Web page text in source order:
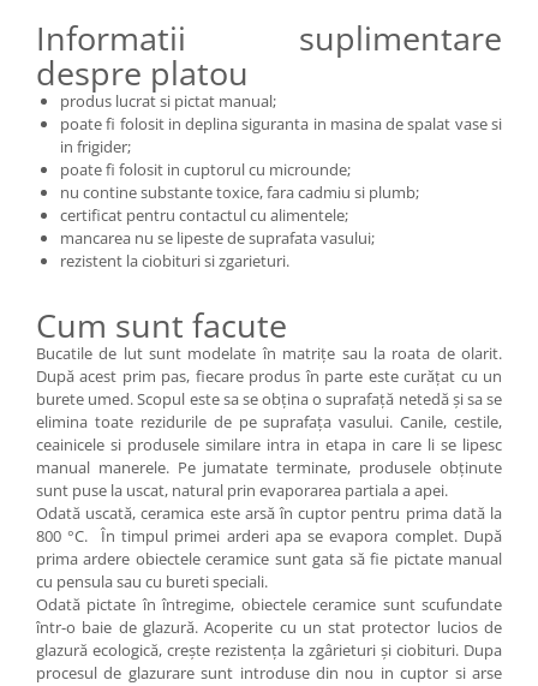
Informatii suplimentare
despre platou
produs lucrat si pictat manual;
poate fi folosit in deplina siguranta in masina de spalat vase si
in frigider;
poate fi folosit in cuptorul cu microunde;
nu contine substante toxice, fara cadmiu si plumb;
certificat pentru contactul cu alimentele;
mancarea nu se lipeste de suprafata vasului;
rezistent la ciobituri si zgarieturi.
Cum sunt facute
Bucatile de lut sunt modelate în matrițe sau la roata de olarit.
După acest prim pas, fiecare produs în parte este curățat cu un
burete umed. Scopul este sa se obțina o suprafață netedă și sa se
elimina toate rezidurile de pe suprafața vasului. Canile, cestile,
ceainicele si produsele similare intra in etapa in care li se lipesc
manual manerele. Pe jumatate terminate, produsele obținute
sunt puse la uscat, natural prin evaporarea partiala a apei.
Odată uscată, ceramica este arsă în cuptor pentru prima dată la
800 °C. În timpul primei arderi apa se evapora complet. După
prima ardere obiectele ceramice sunt gata să fie pictate manual
cu pensula sau cu bureti speciali.
Odată pictate în întregime, obiectele ceramice sunt scufundate
într-o baie de glazură. Acoperite cu un stat protector lucios de
glazură ecologică, crește rezistența la zgârieturi și ciobituri. Dupa
procesul de glazurare sunt introduse din nou in cuptor si arse